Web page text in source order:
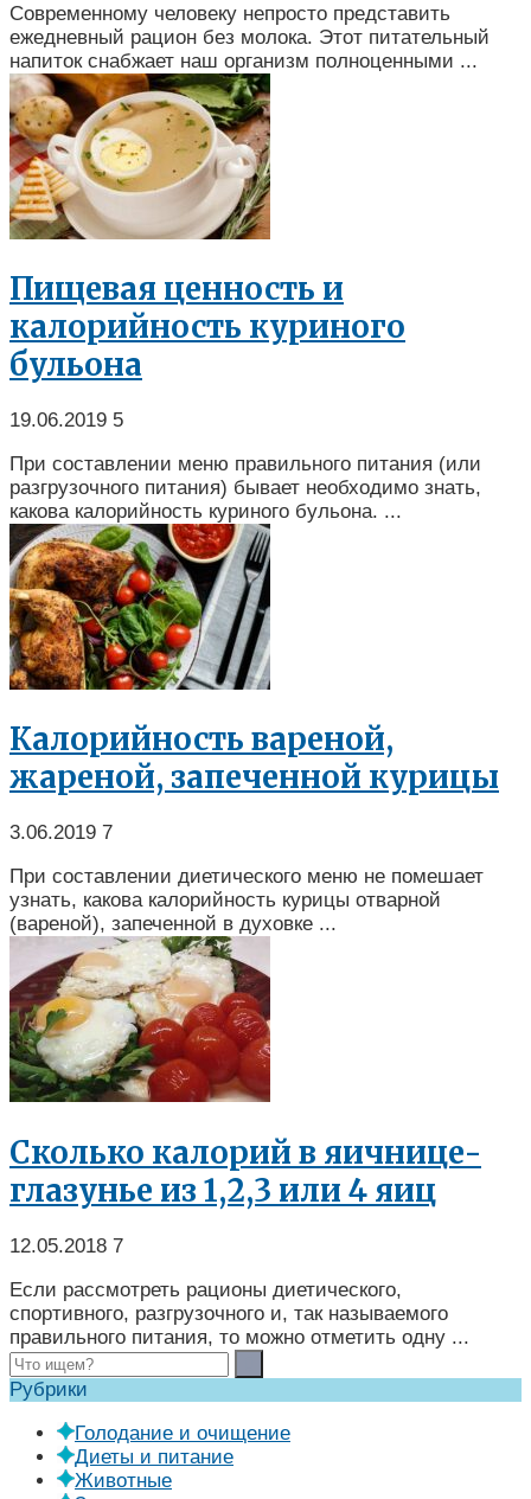
Современному человеку непросто представить
ежедневный рацион без молока. Этот питательный
напиток снабжает наш организм полноценными ...
Пищевая ценность и
калорийность куриного
бульона
19.06.2019 5
При составлении меню правильного питания (или
разгрузочного питания) бывает необходимо знать,
какова калорийность куриного бульона. ...
Калорийность вареной,
жареной, запеченной курицы
3.06.2019 7
При составлении диетического меню не помешает
узнать, какова калорийность курицы отварной
(вареной), запеченной в духовке ...
Сколько калорий в яичнице-
глазунье из 1,2,3 или 4 яиц
12.05.2018 7
Если рассмотреть рационы диетического,
спортивного, разгрузочного и, так называемого
правильного питания, то можно отметить одну ...
Рубрики
Голодание и очищение
Диеты и питание
Животные